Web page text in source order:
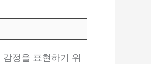
정을 표현하기 위